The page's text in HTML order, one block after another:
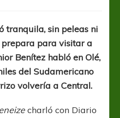
fue
siempre
Riquelme…”
tranquila, sin peleas ni
prepara para visitar a
Benítez habló en Olé,
del Sudamericano
volvería a Central.
charló con Diario